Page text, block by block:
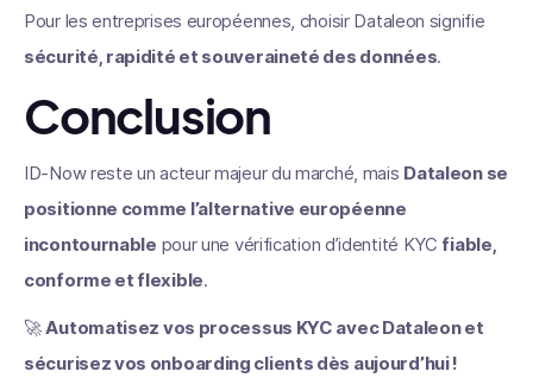
Pour les entreprises européennes, choisir Dataleon signifie
sécurité, rapidité et souveraineté des données.
Conclusion
ID-Now reste un acteur majeur du marché, mais Dataleon se
positionne comme l’alternative européenne
incontournable pour une vérification d’identité KYC fiable,
conforme et flexible.
🚀Automatisez vos processus KYC avec Dataleon et
sécurisez vos onboarding clients dès aujourd’hui !